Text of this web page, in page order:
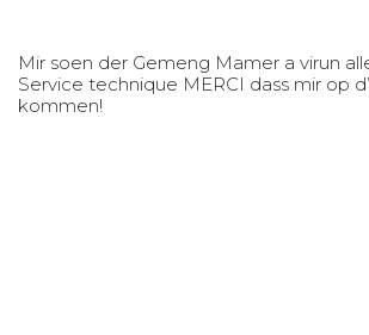
Mir soen der Gemeng Mamer a virun
Service technique MERCI dass mir op
kommen!